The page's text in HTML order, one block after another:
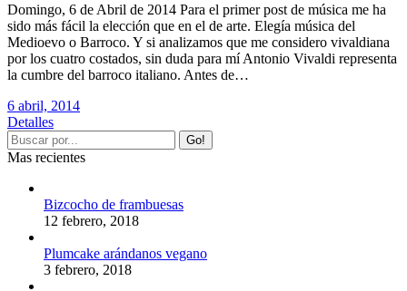
Domingo, 6 de Abril de 2014 Para el primer post de música me ha
sido más fácil la elección que en el de arte. Elegía música del
Medioevo o Barroco. Y si analizamos que me considero vivaldiana
por los cuatro costados, sin duda para mí Antonio Vivaldi representa
la cumbre del barroco italiano. Antes de…
6 abril, 2014
Detalles
Mas recientes
Bizcocho de frambuesas
12 febrero, 2018
Plumcake arándanos vegano
3 febrero, 2018